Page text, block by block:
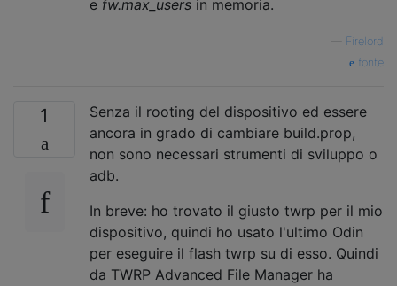
e fw.max_users in memoria.
Firelord
fonte
1
Senza il rooting del dispositivo ed essere
ancora in grado di cambiare build.prop,
non sono necessari strumenti di sviluppo o
adb.
In breve: ho trovato il giusto twrp per il mio
dispositivo, quindi ho usato l'ultimo Odin
per eseguire il flash twrp su di esso. Quindi
da TWRP Advanced File Manager ha